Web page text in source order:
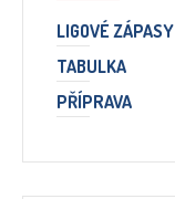
LIGOVÉ ZÁPASY
TABULKA
PŘÍPRAVA